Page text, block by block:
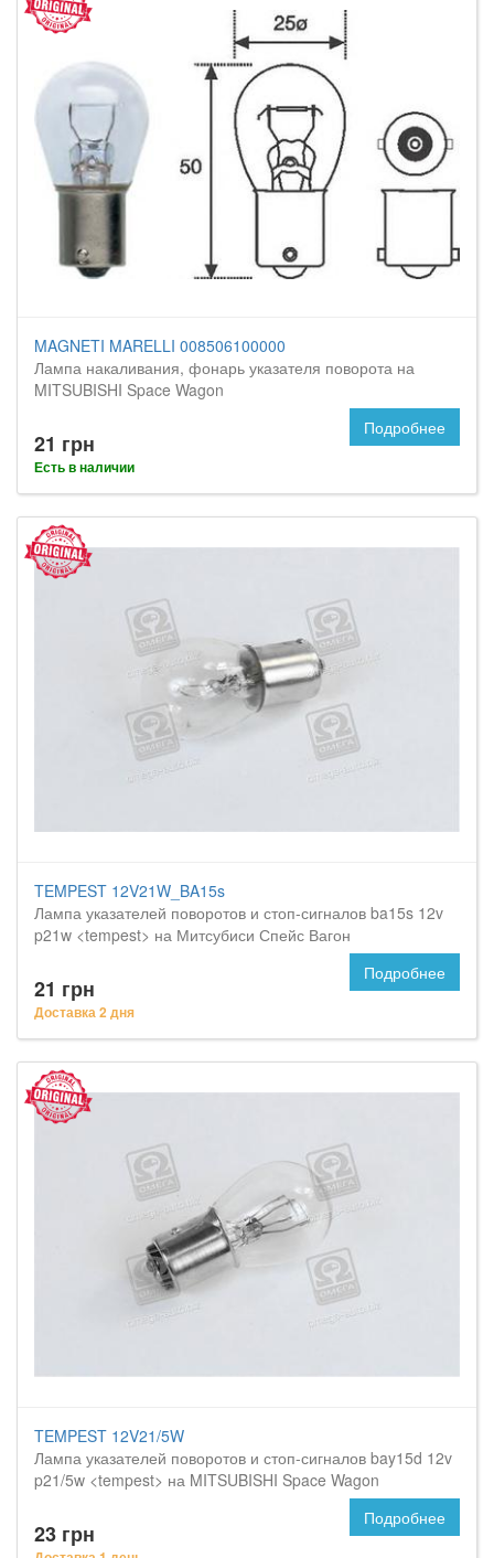
MAGNETI MARELLI 008506100000
Лампа накаливания, фонарь указателя поворота на
MITSUBISHI Space Wagon
21 грн
Есть в наличии
Подробнее
TEMPEST 12V21W_BA15s
Лампа указателей поворотов и стоп-сигналов ba15s 12v
p21w <tempest> на Митсубиси Спейс Вагон
21 грн
Доставка 2 дня
Подробнее
TEMPEST 12V21/5W
Лампа указателей поворотов и стоп-сигналов bay15d 12v
p21/5w <tempest> на MITSUBISHI Space Wagon
23 грн
Подробнее